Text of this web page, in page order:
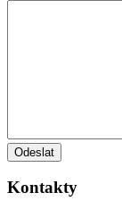
Odeslat
Kontakty